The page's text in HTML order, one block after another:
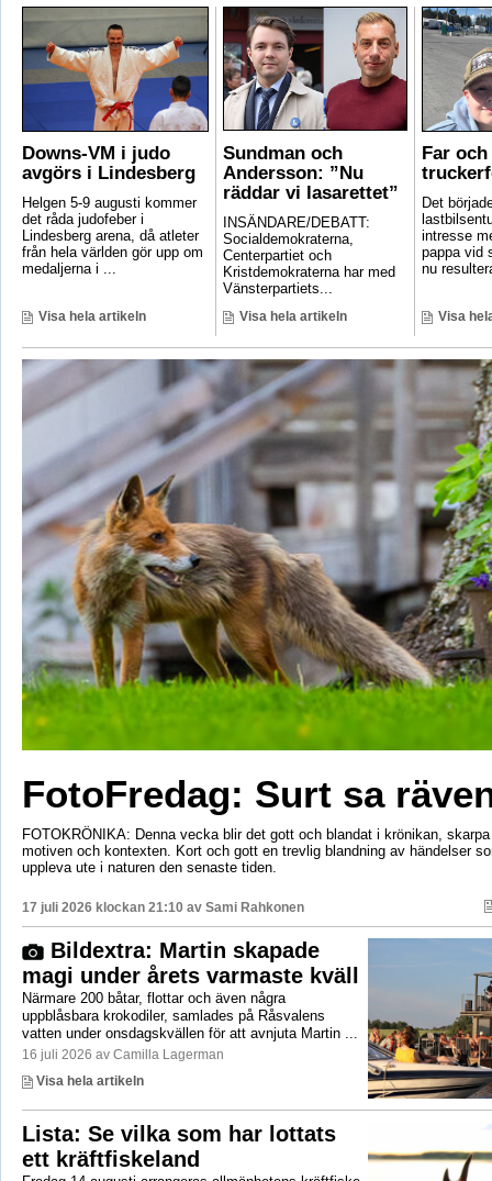
Downs-VM i judo
avgörs i Lindesberg
Helgen 5-9 augusti kommer
det råda judofeber i
Lindesberg arena, då atleter
från hela världen gör upp om
medaljerna i ...
Visa hela artikeln
Sundman och
Andersson: ”Nu
räddar vi lasarettet”
INSÄNDARE/DEBATT:
Socialdemokraterna,
Centerpartiet och
Kristdemokraterna har med
Vänsterpartiets...
Visa hela artikeln
Far
Det
intresse
pappa vid
nu
Visa
FotoFredag: Surt sa
FOTOKRÖNIKA: Denna vecka blir det gott och blandat i krönikan,
motiven och kontexten. Kort och gott en trevlig blandning av händelser
uppleva ute i naturen den senaste tiden.
17 juli 2026 klockan 21:10 av Sami Rahkonen
Bildextra: Martin skapade
magi under årets varmaste kväll
Närmare 200 båtar, flottar och även några
uppblåsbara krokodiler, samlades på Råsvalens
vatten under onsdagskvällen för att avnjuta Martin ...
16 juli 2026 av Camilla Lagerman
Visa hela artikeln
Lista: Se vilka som har lottats
ett kräftfiskeland